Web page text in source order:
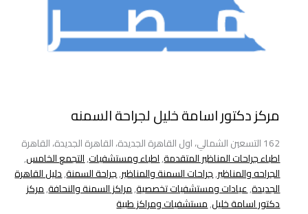
مركز دكتور اسامة خليل لجراحة السمنه
162 التسعين الشمالي، اول القاهرة الجديدة، القاهرة الجديدة، القاهرة
اطباء جراحات المناظير المتقدمة,اطباء ومستشفيات,التجمع الخامس,
الجراحه والمناظير,جراحات السمنة والمناظير,جراحة السمنة,دليل القاهرة
الجديدة,عيادات ومستشفيات تخصصية,مراكز السمنة والنحافة,مركز
دكتور اسامة خليل,مستشفيات ومراكز طبية